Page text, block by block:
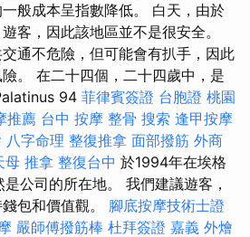
般成本呈指數降低。 白天，由於
客，因此該地區並不是很安全。
通不危險，但可能會有扒手，因此
。 在二十四個，二十四歲中，是
94 菲律賓簽證 台胞證 桃園
推薦 台中 按摩 整骨 搜索 逢甲按摩
八字命理 整復推拿 面部撥筋 外商
母 推拿 整復台中 於1994年在埃格
是公司的所在地。 我們建議遊客，
包和價值觀。 腳底按摩技術士證
嚴師傅撥筋棒 杜拜簽證 嘉義 外燴